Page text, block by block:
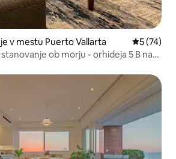
v mestu Puerto Vallarta
5 (74)
ob morju - orhideja 5 B na
z značko »Izbira gostov«